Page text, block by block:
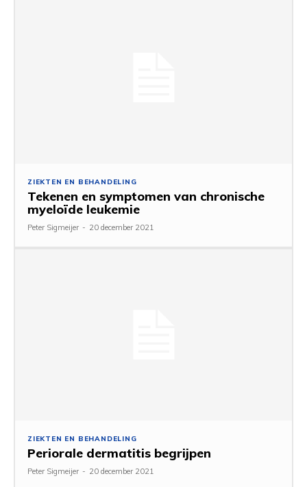
ZIEKTEN EN BEHANDELING
Tekenen en symptomen van chronische
myeloïde leukemie
Peter Sigmeijer - 20 december 2021
ZIEKTEN EN BEHANDELING
Periorale dermatitis begrijpen
Peter Sigmeijer - 20 december 2021